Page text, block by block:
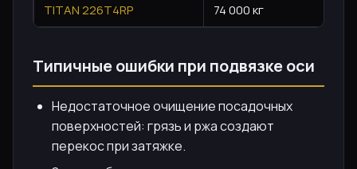
TITAN 226T4RP
74 000 кг
Типичные ошибки при подвязке оси
Недостаточное очищение посадочных
поверхностей: грязь и ржа создают
перекос при затяжке.